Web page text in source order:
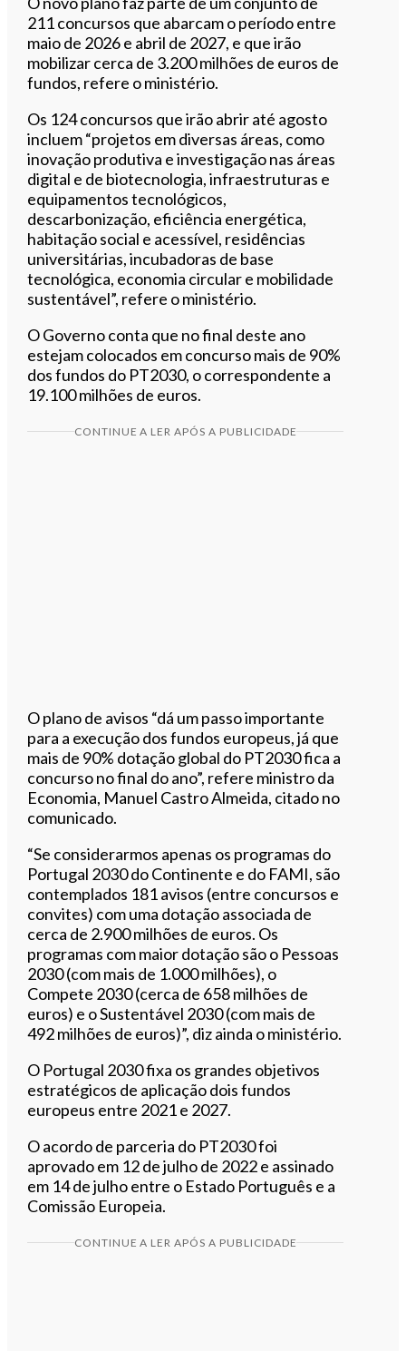
211 concursos que abarcam o período entre
maio de 2026 e abril de 2027, e que irão
mobilizar cerca de 3.200 milhões de euros de
fundos, refere o ministério.
Os 124 concursos que irão abrir até agosto
incluem “projetos em diversas áreas, como
inovação produtiva e investigação nas áreas
digital e de biotecnologia, infraestruturas e
equipamentos tecnológicos,
descarbonização, eficiência energética,
habitação social e acessível, residências
universitárias, incubadoras de base
tecnológica, economia circular e mobilidade
sustentável”, refere o ministério.
O Governo conta que no final deste ano
estejam colocados em concurso mais de 90%
dos fundos do PT2030, o correspondente a
19.100 milhões de euros.
CONTINUE A LER APÓS A PUBLICIDADE
O plano de avisos “dá um passo importante
para a execução dos fundos europeus, já que
mais de 90% dotação global do PT2030 fica a
concurso no final do ano”, refere ministro da
Economia, Manuel Castro Almeida, citado no
comunicado.
“Se considerarmos apenas os programas do
Portugal 2030 do Continente e do FAMI, são
contemplados 181 avisos (entre concursos e
convites) com uma dotação associada de
cerca de 2.900 milhões de euros. Os
programas com maior dotação são o Pessoas
2030 (com mais de 1.000 milhões), o
Compete 2030 (cerca de 658 milhões de
euros) e o Sustentável 2030 (com mais de
492 milhões de euros)”, diz ainda o ministério.
O Portugal 2030 fixa os grandes objetivos
estratégicos de aplicação dois fundos
europeus entre 2021 e 2027.
O acordo de parceria do PT2030 foi
aprovado em 12 de julho de 2022 e assinado
em 14 de julho entre o Estado Português e a
Comissão Europeia.
CONTINUE A LER APÓS A PUBLICIDADE